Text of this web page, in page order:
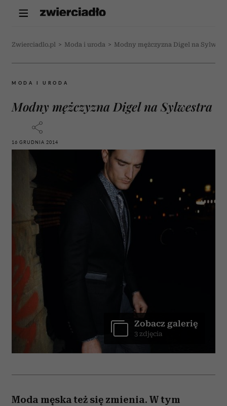
Zwierciadlo.pl > Moda i uroda > Modny mężczyzna Digel na
MODA I URODA
Modny mężczyzna Digel na Sylwestra
16 GRUDNIA 2014
Zobacz galerię
3 zdjęcia
Moda męska też się zmienia. W tym